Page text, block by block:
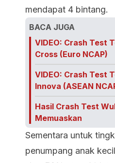
mendapat 4 bintang.
BACA JUGA
VIDEO: Crash Test
Cross (Euro NCAP)
VIDEO: Crash Test
Innova (ASEAN
Hasil Crash Test
Memuaskan
Sementara untuk
penumpang anak